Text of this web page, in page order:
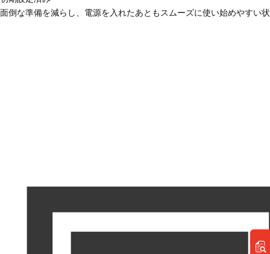
面倒な準備を減らし、電源を入れたあともスムーズに使い始めやすい